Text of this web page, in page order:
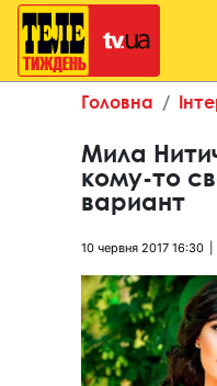
Головна
Мила
кому-то
вариант
10 червня 2017 16:30